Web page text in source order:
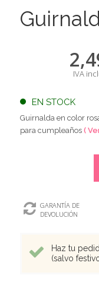
IVA
EN STOCK
Guirnalda en color
para cumpleaños (
GARANTÍA DE
DEVOLUCIÓN
Haz tu
(salvo